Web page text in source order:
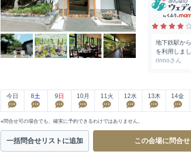
地下鉄駅か
を利用しま
rinnoさん
今日 8土 9 日 10月 11火 12水 13木 14金
※問合せ可の場合でも、確実に予約できるわけではありません。
一括問合せリストに追加 この会場に問合せ